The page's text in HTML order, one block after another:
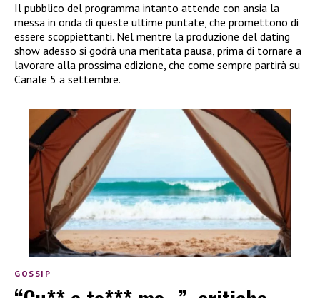
Il pubblico del programma intanto attende con ansia la
messa in onda di queste ultime puntate, che promettono di
essere scoppiettanti. Nel mentre la produzione del dating
show adesso si godrà una meritata pausa, prima di tornare a
lavorare alla prossima edizione, che come sempre partirà su
Canale 5 a settembre.
GOSSIP